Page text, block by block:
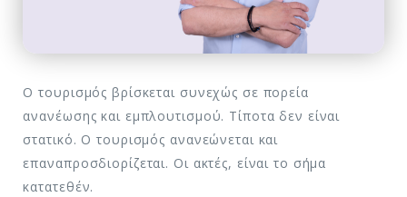
Ο τουρισμός βρίσκεται συνεχώς σε πορεία
ανανέωσης και εμπλουτισμού. Τίποτα δεν είναι
στατικό. Ο τουρισμός ανανεώνεται και
επαναπροσδιορίζεται. Οι ακτές, είναι το σήμα
κατατεθέν.